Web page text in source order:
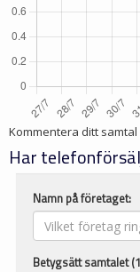
Kommentera ditt
Har
Namn på företaget:
Betygsätt samtalet